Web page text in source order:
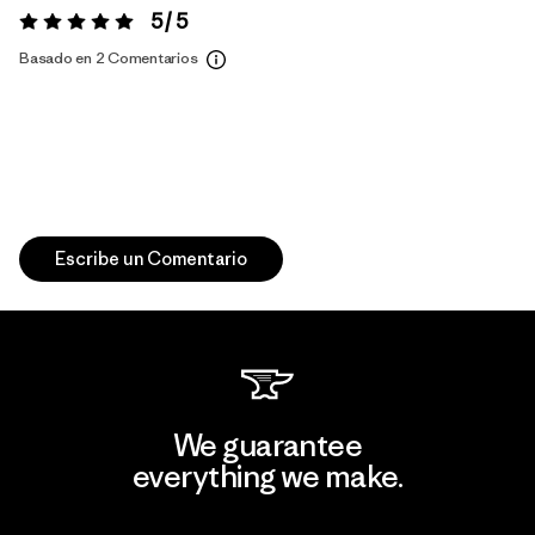
Valoración:5 / 5 5 / 5
Basado en 2 Comentarios
Escribe un Comentario
We guarantee
everything we make.